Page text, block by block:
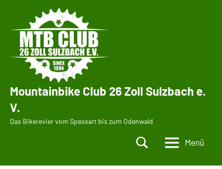
springen
Mountainbike Club 26 Zoll Sulzbach e.
V.
Das Bikerevier vom Spessart bis zum Odenwald
Menü